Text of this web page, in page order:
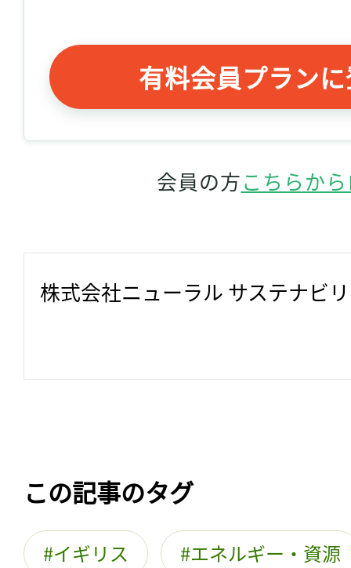
有料会員プラン
会員の方こちらか
株式会社ニューラル サステナビ
この記事のタグ
イギリス エネルギー・資源